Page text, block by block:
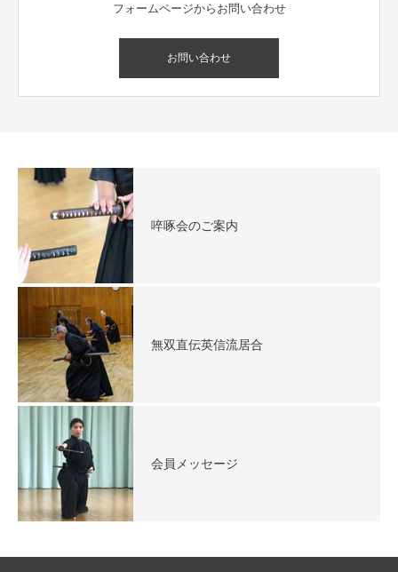
フォームページからお問い合わせ
お問い合わせ
啐啄会のご案内
無双直伝英信流居合
会員メッセージ